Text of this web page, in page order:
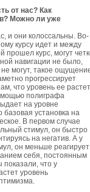
от нас? Как
Можно ли уже
и они колоссальны. Во-
курсу идет и между
прошел курс, могут
навигации не было,
могут, такое
прогрессирует
что уровень ее
полиграфа
на уровне
базовая установка на
В первом случае
стимул, он быстро
на негатив. А у
он меньше реагирует
себя, постоянным
что у
уровень